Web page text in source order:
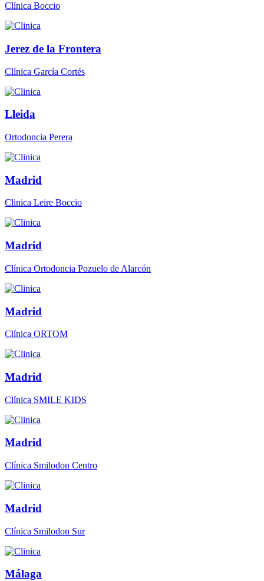
Clínica Boccio
Jerez de la Frontera
Clínica García Cortés
Lleida
Ortodoncia Perera
Madrid
Clinica Leire Boccio
Madrid
Clínica Ortodoncia Pozuelo de Alarcón
Madrid
Clínica ORTOM
Madrid
Clínica SMILE KIDS
Madrid
Clínica Smilodon Centro
Madrid
Clínica Smilodon Sur
Málaga